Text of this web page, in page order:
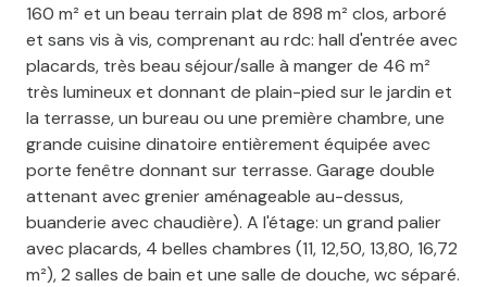
160 m² et un beau terrain plat de 898 m² clos, arboré
et sans vis à vis, comprenant au rdc: hall d'entrée avec
placards, très beau séjour/salle à manger de 46 m²
très lumineux et donnant de plain-pied sur le jardin et
la terrasse, un bureau ou une première chambre, une
grande cuisine dinatoire entièrement équipée avec
porte fenêtre donnant sur terrasse. Garage double
attenant avec grenier aménageable au-dessus,
buanderie avec chaudière). A l'étage: un grand palier
avec placards, 4 belles chambres (11, 12,50, 13,80, 16,72
m²), 2 salles de bain et une salle de douche, wc séparé.